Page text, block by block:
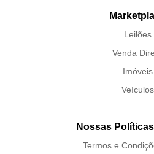
Leilões
Venda
Imóveis
Veículos
Nossas
Termos e